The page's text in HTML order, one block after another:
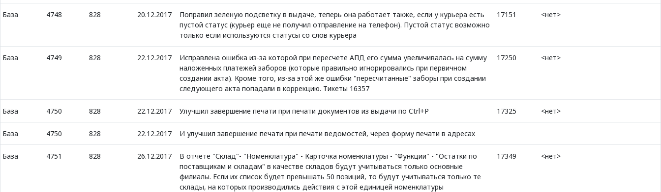
База 4748 828 20.12.2017
Поправил зеленую подсветку в выдаче, теперь она работает также, если у курьера есть
пустой статус (курьер еще не получил отправление на телефон). Пустой статус возможно
только если используются статусы со слов курьера
17151 <нет>
База 4749 828 22.12.2017
Исправлена ошибка из-за которой при пересчете АПД его сумма увеличивалась на сумму
наложенных платежей заборов (которые правильно игнорировались при первичном
создании акта). Кроме того, из-за этой же ошибки "пересчитанные" заборы при создании
следующего акта попадали в коррекцию. Тикеты 16357
17250 <нет>
База 4750 828 22.12.2017 Улучшил завершение печати при печати документов из выдачи по Ctrl+P 17325 <нет>
База 4750 828 22.12.2017 И улучшил завершение печати при печати ведомостей, через форму печати в адресах
База 4751 828 26.12.2017
В отчете "Склад"- "Номенклатура" - Карточка номенклатуры - "Функции" - "Остатки по
поставщикам и складам" в качестве складов будут учитываться только основные
филиалы. Если их список будет превышать 50 позиций, то будут учитываться только те
склады, на которых производились действия с этой единицей номенклатуры
17349 <нет>